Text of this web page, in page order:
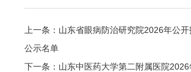
上一条：山东省眼病防治研究院2026年公
公示名单
下一条：山东中医药大学第二附属医院